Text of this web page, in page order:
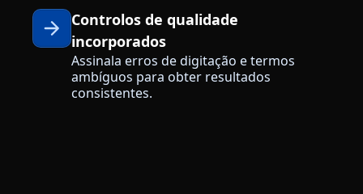
Controlos de qualidade
incorporados
Assinala erros de digitação e termos
ambíguos para obter resultados
consistentes.